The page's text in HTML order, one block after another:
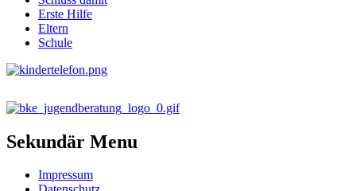
Erste Hilfe
Eltern
Schule
Sekundär Menu
Impressum